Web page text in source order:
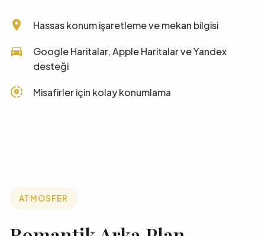
place Hassas konum işaretleme ve mekan bilgisi
directions_car
Google Haritalar, Apple Haritalar ve Yandex
desteği
share_location Misafirler için kolay konumlama
ATMOSFER